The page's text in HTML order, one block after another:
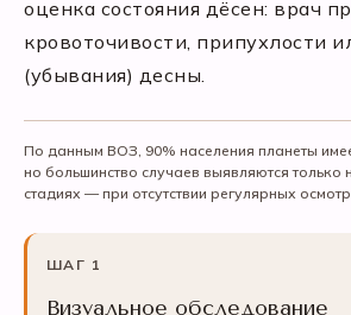
оценка состояния дёсен: врач
кровоточивости, припухлости
(убывания) десны.
По данным ВОЗ, 90% населения планеты
но большинство случаев выявляются только
стадиях — при отсутствии регулярных
ШАГ 1
Визуальное обследование